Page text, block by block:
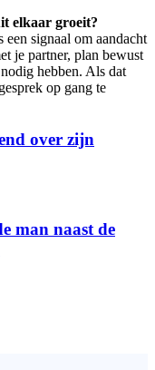
elkaar groeit?
signaal om aandacht
je partner, plan bewust
hebben. Als dat
op gang te
over zijn
man naast de